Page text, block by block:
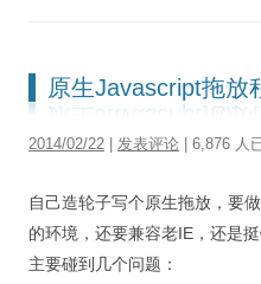
原生Javascript拖放
2014/02/22 发表评论 | 6,876 人
自己造轮子写个原生拖放，要
的环境，还要兼容老IE，还是挺
主要碰到几个问题：